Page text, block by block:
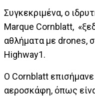
Συγκεκριμένα, ο
Marque Cornblatt,
αθλήματα με drones,
Highway1.
Ο Cornblatt
αεροσκάφη, όπως